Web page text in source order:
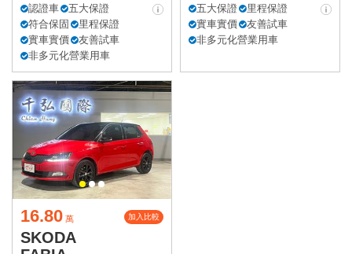
認證車
五大保證
符合保固
里程保證
實車實價
友善試車
非多元化營業用車
五大保證
里程保證
實車實價
友善試車
非多元化營業用車
16.80 萬 加入比較
SKODA